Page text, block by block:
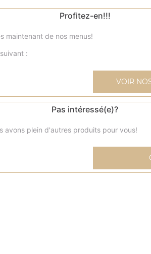
Profitez-en!!!
maintenant de nos menus!
:
VOIR
Pas intéressé(e)?
avons plein d'autres produits pour vous!